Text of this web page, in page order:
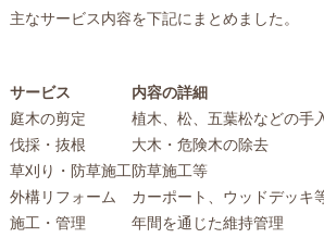
主なサービス内容を下記にまとめました。
サービス 内容の詳細
庭木の剪定
植木、松、五葉松などの手
伐採・抜根
大木・危険木の除去
草刈り・防草施工防草施工等
外構リフォーム
カーポート、ウッドデッキ
施工・管理
年間を通じた維持管理